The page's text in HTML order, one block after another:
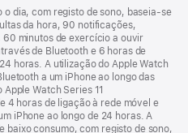
dia, com registo de sono, baseia‑se
da hora, 90 notificações,
60 minutos de exercício a ouvir
de Bluetooth e 6 horas de
horas. A utilização do Apple Watch
a um iPhone ao longo das
Watch Series 11
4 horas de ligação à rede móvel e
iPhone ao longo de 24 horas. A
baixo consumo, com registo de sono,